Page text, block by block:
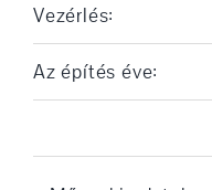
Vezérlés:
Az építés éve: